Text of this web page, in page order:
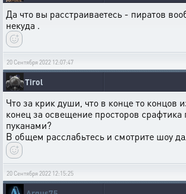
Да что вы расстраиваетесь - пиратов
некуда .
20 Сентября 2022 12:07:47
Tirol
Что за крик души, что в конце то концов
конец за освещение просторов
пуканами?
В общем расслабьтесь и смотрите шоу
20 Сентября 2022 12:15:25